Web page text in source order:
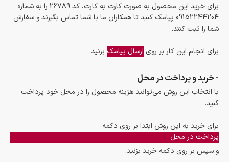
برای خرید این محصول به صورت کارت به کارت، کد 26789 را به شماره
09152244204 پیامک کنید تا همکاران ما با شما تماس بگیرند و سفارش
شما را ثبت کنند.
برای انجام این کار بر روی ارسال پیامک بزنید.
- خرید و پرداخت در محل
با انتخاب این روش می‌توانید هزینه محصول را در محل خود پرداخت
کنید.
برای خرید به این روش ابتدا بر روی دکمه
پرداخت در محل
و سپس بر روی دکمه خرید بزنید.